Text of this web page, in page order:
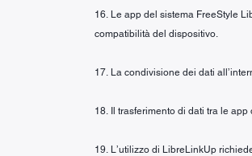
16. Le app del sistema FreeStyle
compatibilità del dispositivo.
17. La condivisione dei dati
18. Il trasferimento di dati tra le
19. L’utilizzo di LibreLinkUp